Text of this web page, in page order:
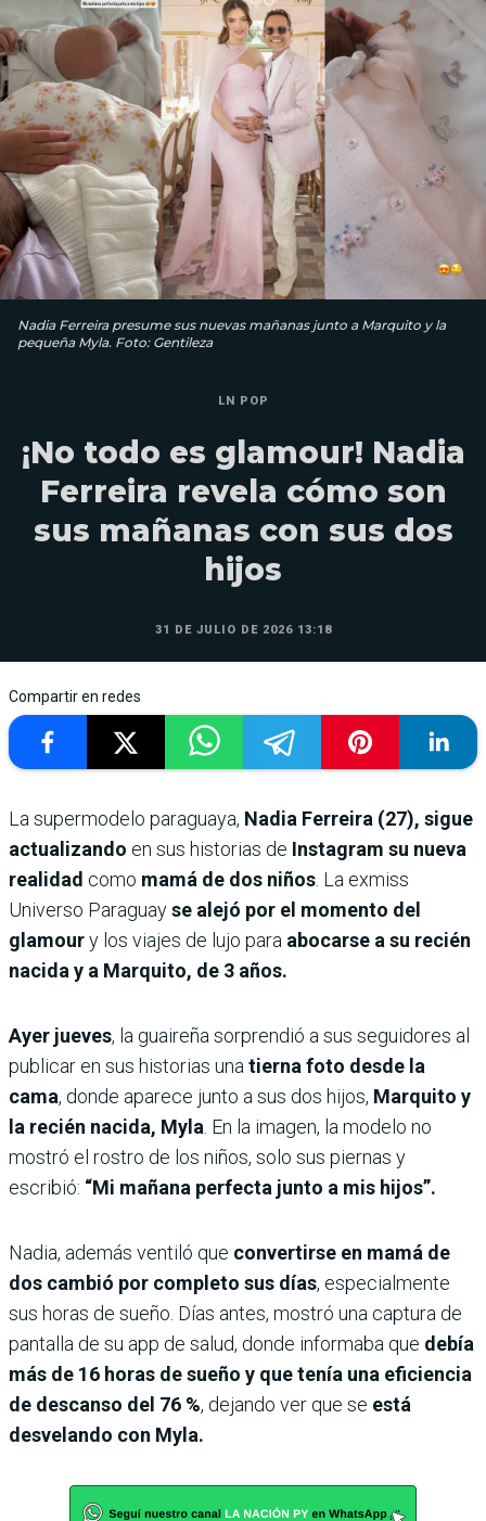
Nadia Ferreira presume sus nuevas mañanas junto a Marquito y la
pequeña Myla. Foto: Gentileza
LN POP
¡No todo es glamour! Nadia
Ferreira revela cómo son
sus mañanas con sus dos
hijos
31 DE JULIO DE 2026 13:18
Compartir en redes
La supermodelo paraguaya, Nadia Ferreira (27), sigue
actualizando en sus historias de Instagram su nueva
realidad como mamá de dos niños. La exmiss
Universo Paraguayse alejó por el momento del
glamoury los viajes de lujo para abocarse a su recién
nacida y a Marquito, de 3 años.
Ayer jueves, la guaireña sorprendió a sus seguidores al
publicar en sus historias unatierna foto desde la
cama, donde aparece junto a sus dos hijos, Marquito y
la recién nacida, Myla. En la imagen, la modelo no
mostró el rostro de los niños, solo sus piernas y
escribió: “Mi mañana perfecta junto a mis hijos”.
Nadia, además ventiló que convertirse en mamá de
dos cambió por completo sus días, especialmente
sus horas de sueño. Días antes, mostró una captura de
pantalla de su app de salud, donde informaba que debía
más de 16 horas de sueño y que tenía una eficiencia
de descanso del 76 %, dejando ver que se está
desvelando con Myla.